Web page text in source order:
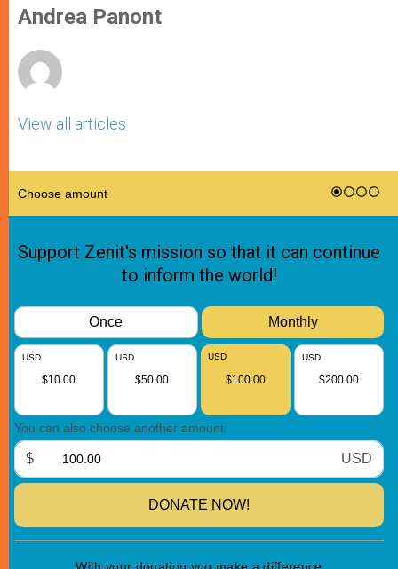
p
p
g
e
o
k
r
Andrea Panont
View all articles